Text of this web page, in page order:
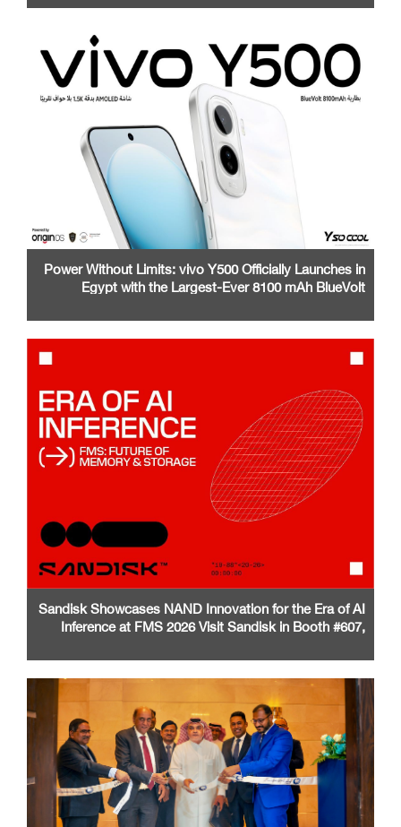
Power Without Limits: vivo Y500 Officially Launches in
Egypt with the Largest-Ever 8100 mAh BlueVolt
Sandisk Showcases NAND Innovation for the Era of AI
Inference at FMS 2026 Visit Sandisk in Booth #607,